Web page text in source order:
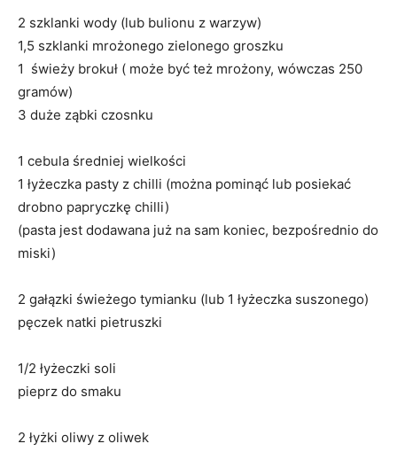
2 szklanki wody (lub bulionu z warzyw)
1,5 szklanki mrożonego zielonego groszku
1 świeży brokuł ( może być też mrożony, wówczas 250
gramów)
3 duże ząbki czosnku
1 cebula średniej wielkości
1 łyżeczka pasty z chilli (można pominąć lub posiekać
drobno papryczkę chilli)
(pasta jest dodawana już na sam koniec, bezpośrednio do
miski)
2 gałązki świeżego tymianku (lub 1 łyżeczka suszonego)
pęczek natki pietruszki
1/2 łyżeczki soli
pieprz do smaku
2 łyżki oliwy z oliwek